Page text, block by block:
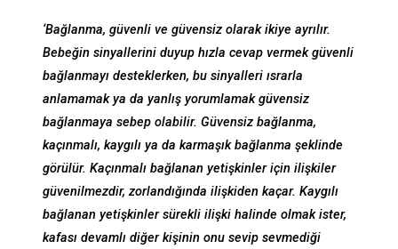
‘Bağlanma, güvenli ve güvensiz olarak ikiye ayrılır.
Bebeğin sinyallerini duyup hızla cevap vermek güvenli
bağlanmayı desteklerken, bu sinyalleri ısrarla
anlamamak ya da yanlış yorumlamak güvensiz
bağlanmaya sebep olabilir. Güvensiz bağlanma,
kaçınmalı, kaygılı ya da karmaşık bağlanma şeklinde
görülür. Kaçınmalı bağlanan yetişkinler için ilişkiler
güvenilmezdir, zorlandığında ilişkiden kaçar. Kaygılı
bağlanan yetişkinler sürekli ilişki halinde olmak ister,
kafası devamlı diğer kişinin onu sevip sevmediği